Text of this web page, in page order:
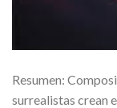
Resumen:
surrealistas crean